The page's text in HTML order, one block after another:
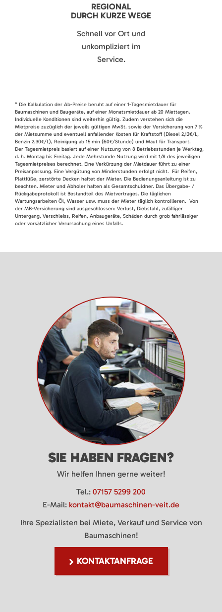
REGIONAL
DURCH KURZE WEGE
Schnell vor Ort und
unkompliziert im
Service.
* Die Kalkulation der Ab-Preise beruht auf einer 1-Tagesmietdauer für
Baumaschinen und Baugeräte, auf einer Monatsmietdauer ab 20 Miettagen.
Individuelle Konditionen sind weiterhin gültig. Zudem verstehen sich die
Mietpreise zuzüglich der jeweils gültigen MwSt. sowie der Versicherung von 7 %
der Mietsumme und eventuell anfallender Kosten für Kraftstoff (Diesel 2,12€/L,
Benzin 2,30€/L), Reinigung ab 15 min (60€/Stunde) und Maut für Transport.
Der Tagesmietpreis basiert auf einer Nutzung von 8 Betriebsstunden je Werktag,
d. h. Montag bis Freitag. Jede Mehrstunde Nutzung wird mit 1/8 des jeweiligen
Tagesmietpreises berechnet. Eine Verkürzung der Mietdauer führt zu einer
Preisanpassung. Eine Vergütung von Minderstunden erfolgt nicht. Für Reifen,
Plattfüße, zerstörte Decken haftet der Mieter. Die Bedienungsanleitung ist zu
beachten. Mieter und Abholer haften als Gesamtschuldner. Das Übergabe- /
Rückgabeprotokoll ist Bestandteil des Mietvertrages. Die täglichen
Wartungsarbeiten Öl, Wasser usw. muss der Mieter täglich kontrollieren. Von
der MB-Versicherung sind ausgeschlossen: Verlust, Diebstahl, zufälliger
Untergang, Verschleiss, Reifen, Anbaugeräte, Schäden durch grob fahrlässiger
oder vorsätzlicher Verursachung eines Unfalls.
SIE HABEN FRAGEN?
Wir helfen Ihnen gerne weiter!
Tel.: 07157 5299 200
E-Mail: kontakt@baumaschinen-veit.de
Ihre Spezialisten bei Miete, Verkauf und Service von
Baumaschinen!
KONTAKTANFRAGE